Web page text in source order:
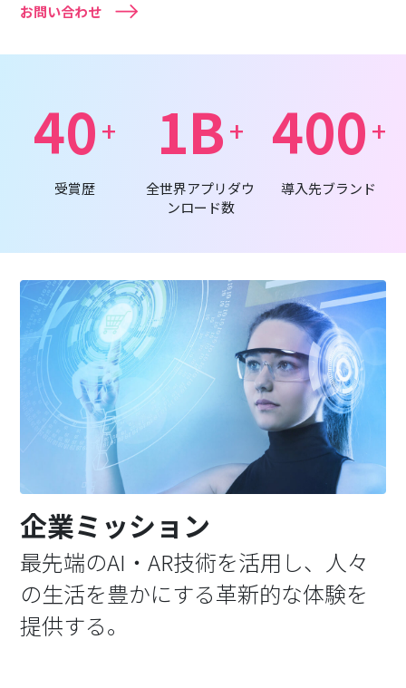
お問い合わせ
40+
受賞歴
1B+
全世界アプリダウ
ンロード数
400+
導入先ブランド
企業ミッション
最先端のAI・AR技術を活用し、人々
の生活を豊かにする革新的な体験を
提供する。